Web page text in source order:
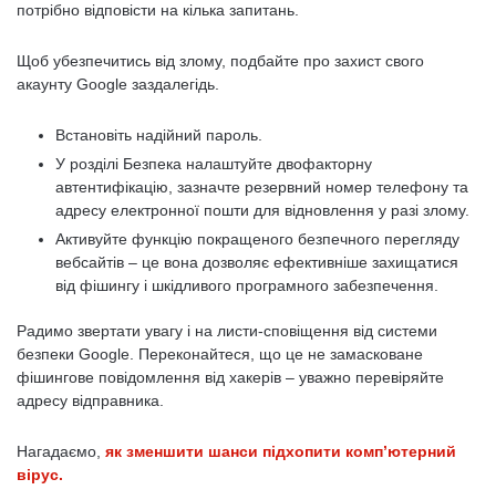
потрібно відповісти на кілька запитань.
Щоб убезпечитись від злому, подбайте про захист свого
акаунту Google заздалегідь.
Встановіть надійний пароль.
У розділі Безпека налаштуйте двофакторну
автентифікацію, зазначте резервний номер телефону та
адресу електронної пошти для відновлення у разі злому.
Активуйте функцію покращеного безпечного перегляду
вебсайтів – це вона дозволяє ефективніше захищатися
від фішингу і шкідливого програмного забезпечення.
Радимо звертати увагу і на листи-сповіщення від системи
безпеки Google. Переконайтеся, що це не замасковане
фішингове повідомлення від хакерів – уважно перевіряйте
адресу відправника.
Нагадаємо, як зменшити шанси підхопити комп’ютерний
вірус.